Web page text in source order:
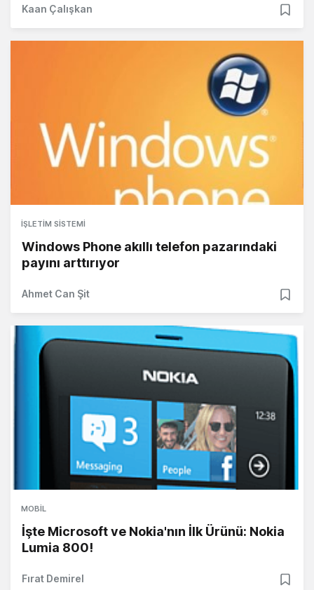
Kaan Çalışkan
İŞLETIM SISTEMI
Windows Phone akıllı telefon pazarındaki
payını arttırıyor
Ahmet Can Şit
MOBIL
İşte Microsoft ve Nokia'nın İlk Ürünü: Nokia
Lumia 800!
Fırat Demirel